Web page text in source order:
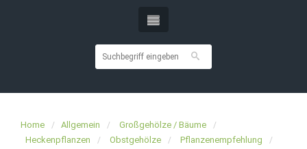
Home Allgemein
Großgehölze / Bäume
Heckenpflanzen
Obstgehölze
Pflanzenempfehlung